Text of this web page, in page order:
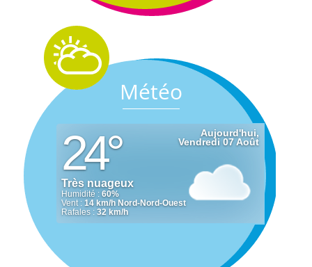
Météo